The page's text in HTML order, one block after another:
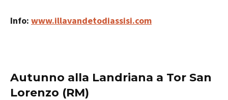
Info: www.illavandetodiassisi.com
Autunno alla Landriana a Tor San
Lorenzo (RM)